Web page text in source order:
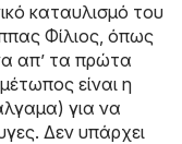
καταυλισμό του
Φίλιος, όπως
απ’ τα πρώτα
είναι η
για να
Δεν υπάρχει